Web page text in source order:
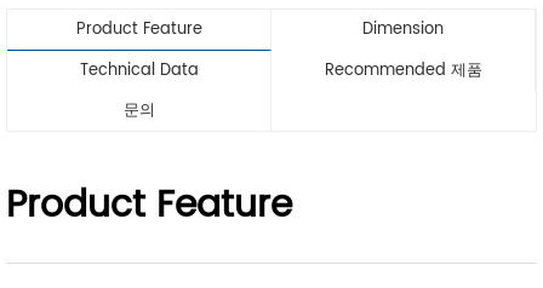
Product Feature
Dimension
Technical Data
Recommended 제품
문의
Product Feature